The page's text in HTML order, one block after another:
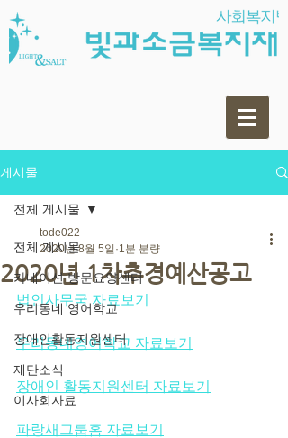
게시물
전체 게시물
카네이션 방문요양센터
우리동네 영어학교
장애인활동지원센터
재단소식
이사회자료
전체 게시물
2020년 1차추경예산공고
tode022
2020년 8월 5일 1분 분량
법인사무국 자료보기
우리동네영어학교 자료보기
장애인 활동지원센터 자료보기
파랑새그룹홈 자료보기